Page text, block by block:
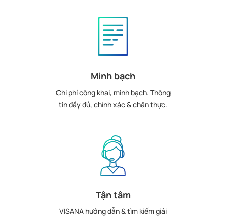
Minh bạch
Chi phí công khai, minh bạch. Thông
tin đầy đủ, chính xác & chân thực.
Tận tâm
VISANA hướng dẫn & tìm kiếm giải